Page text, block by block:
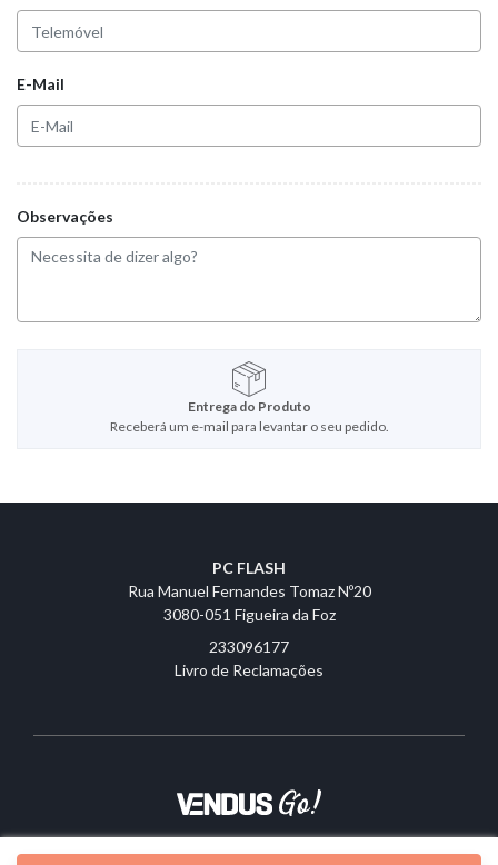
E-Mail
Observações
Entrega do Produto
Receberá um e-mail para levantar o seu pedido.
PC FLASH
Rua Manuel Fernandes Tomaz Nº20
3080-051 Figueira da Foz
233096177
Livro de Reclamações
Sobre o Vendus|Contactos